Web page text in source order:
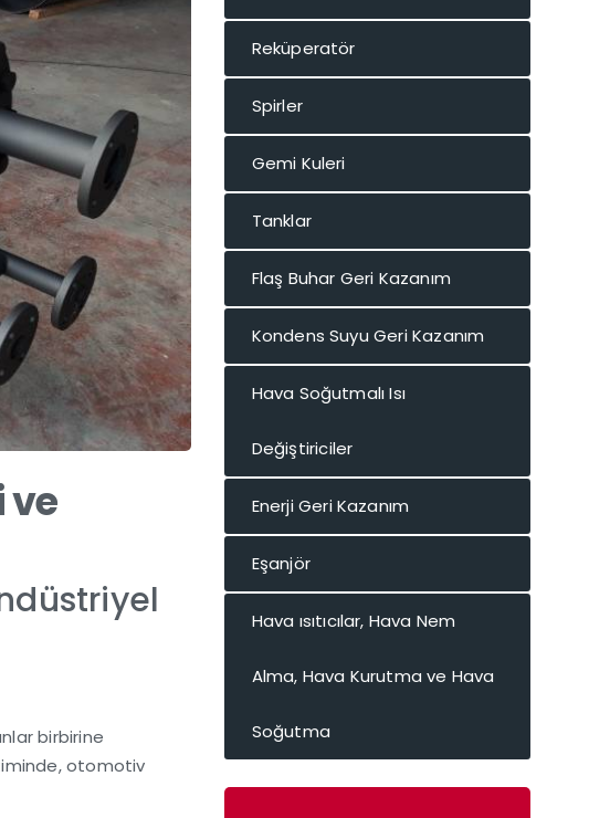
ve
birbirine
otomotiv
Reküperatör
Spirler
Gemi Kuleri
Tanklar
Flaş Buhar Geri Kazanım
Kondens Suyu Geri Kazanım
Hava Soğutmalı Isı
Değiştiriciler
Enerji Geri Kazanım
Eşanjör
Hava ısıtıcılar, Hava Nem
Alma, Hava Kurutma ve Hava
Soğutma